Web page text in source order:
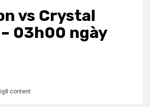
vs Crystal
03h00 ngày
content